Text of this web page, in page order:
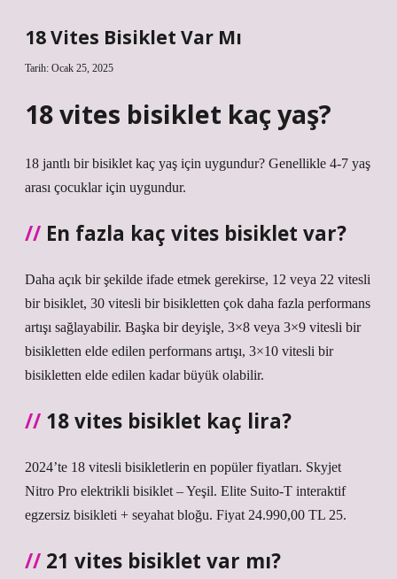
18 Vites Bisiklet Var Mı
Tarih: Ocak 25, 2025
18 vites bisiklet kaç yaş?
18 jantlı bir bisiklet kaç yaş için uygundur? Genellikle 4-7 yaş
arası çocuklar için uygundur.
En fazla kaç vites bisiklet var?
Daha açık bir şekilde ifade etmek gerekirse, 12 veya 22 vitesli
bir bisiklet, 30 vitesli bir bisikletten çok daha fazla performans
artışı sağlayabilir. Başka bir deyişle, 3×8 veya 3×9 vitesli bir
bisikletten elde edilen performans artışı, 3×10 vitesli bir
bisikletten elde edilen kadar büyük olabilir.
18 vites bisiklet kaç lira?
2024’te 18 vitesli bisikletlerin en popüler fiyatları. Skyjet
Nitro Pro elektrikli bisiklet – Yeşil. Elite Suito-T interaktif
egzersiz bisikleti + seyahat bloğu. Fiyat 24.990,00 TL 25.
21 vites bisiklet var mı?